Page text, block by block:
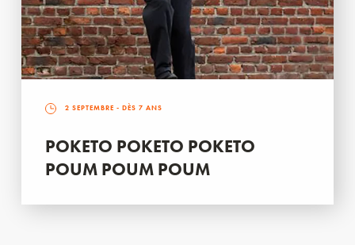
2 SEPTEMBRE - DÈS 7 ANS
POKETO POKETO POKETO
POUM POUM POUM